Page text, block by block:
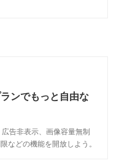
ンでもっと自由な
告非表示、画像容量無制
などの機能を開放しよう。